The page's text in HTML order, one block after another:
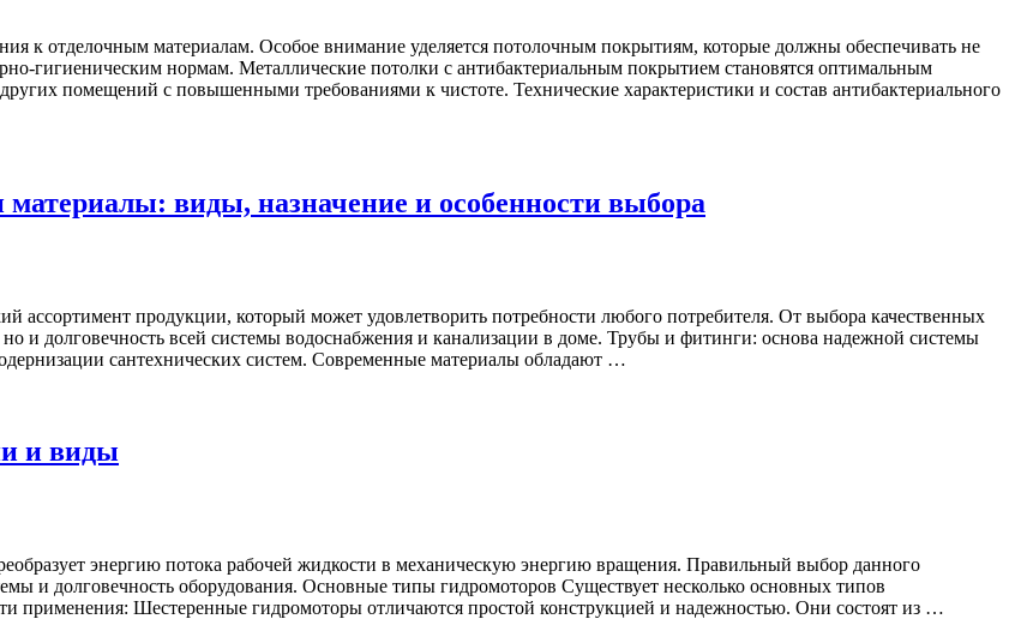
к отделочным материалам. Особое внимание уделяется потолочным покрытиям, которые должны обеспечивать не
гигиеническим нормам. Металлические потолки с антибактериальным покрытием становятся оптимальным
помещений с повышенными требованиями к чистоте. Технические характеристики и состав антибактериального
материалы: виды, назначение и особенности выбора
ассортимент продукции, который может удовлетворить потребности любого потребителя. От выбора качественных
и долговечность всей системы водоснабжения и канализации в доме. Трубы и фитинги: основа надежной системы
сантехнических систем. Современные материалы обладают …
и виды
энергию потока рабочей жидкости в механическую энергию вращения. Правильный выбор данного
и долговечность оборудования. Основные типы гидромоторов Существует несколько основных типов
применения: Шестеренные гидромоторы отличаются простой конструкцией и надежностью. Они состоят из …